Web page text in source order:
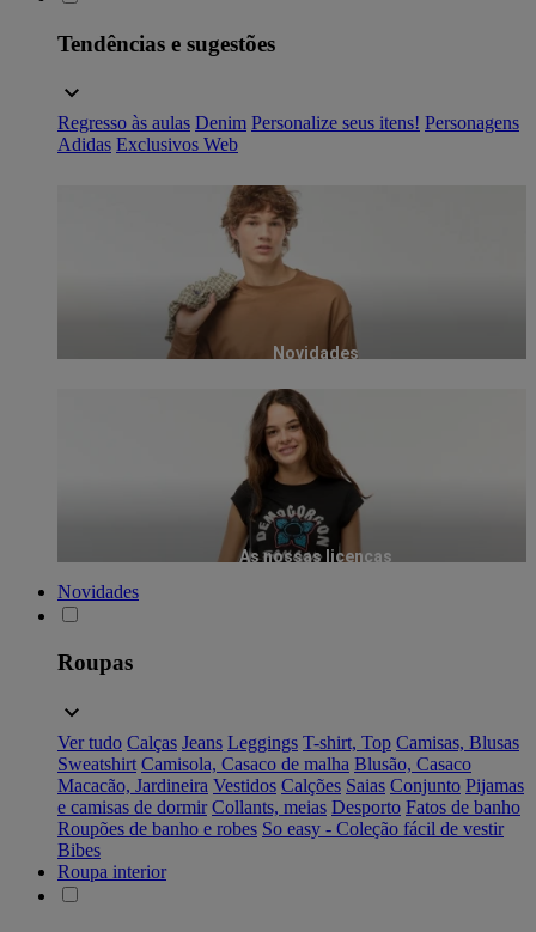
Tendências e sugestões
Regresso às aulas Denim Personalize seus itens! Personagens
Adidas Exclusivos Web
Novidades
As nossas licenças
Novidades
Roupas
Ver tudo Calças Jeans Leggings T-shirt, Top Camisas, Blusas
Sweatshirt Camisola, Casaco de malha Blusão, Casaco
Macacão, Jardineira Vestidos Calções Saias Conjunto Pijamas
e camisas de dormir Collants, meias Desporto Fatos de banho
Roupões de banho e robes So easy - Coleção fácil de vestir
Bibes
Roupa interior